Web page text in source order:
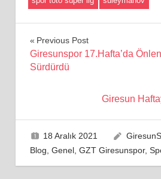
Yazı
gezinmesi
Previous Post
Giresunspor 17.Hafta’da
Sürdürdü
Giresun
18 Aralık 2021
Blog Genel, GZT Giresunspor,